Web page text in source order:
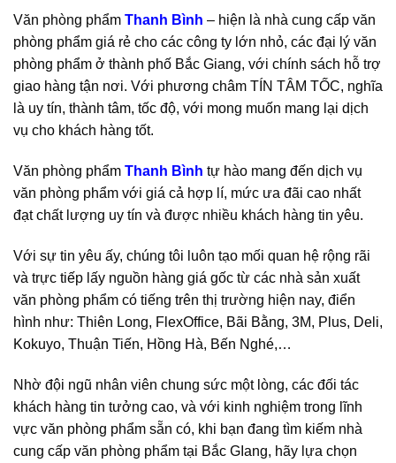
Văn phòng phẩm Thanh Bình – hiện là nhà cung cấp văn
phòng phẩm giá rẻ cho các công ty lớn nhỏ, các đại lý văn
phòng phẩm ở thành phố Bắc Giang, với chính sách hỗ trợ
giao hàng tận nơi. Với phương châm TÍN TÂM TỐC, nghĩa
là uy tín, thành tâm, tốc độ, với mong muốn mang lại dịch
vụ cho khách hàng tốt.
Văn phòng phẩm Thanh Bình tự hào mang đến dịch vụ
văn phòng phẩm với giá cả hợp lí, mức ưa đãi cao nhất
đạt chất lượng uy tín và được nhiều khách hàng tin yêu.
Với sự tin yêu ấy, chúng tôi luôn tạo mối quan hệ rộng rãi
và trực tiếp lấy nguồn hàng giá gốc từ các nhà sản xuất
văn phòng phẩm có tiếng trên thị trường hiện nay, điển
hình như: Thiên Long, FlexOffice, Bãi Bằng, 3M, Plus, Deli,
Kokuyo, Thuận Tiến, Hồng Hà, Bến Nghé,…
Nhờ đội ngũ nhân viên chung sức một lòng, các đối tác
khách hàng tin tưởng cao, và với kinh nghiệm trong lĩnh
vực văn phòng phẩm sẵn có, khi bạn đang tìm kiếm nhà
cung cấp văn phòng phẩm tại Bắc GIang, hãy lựa chọn